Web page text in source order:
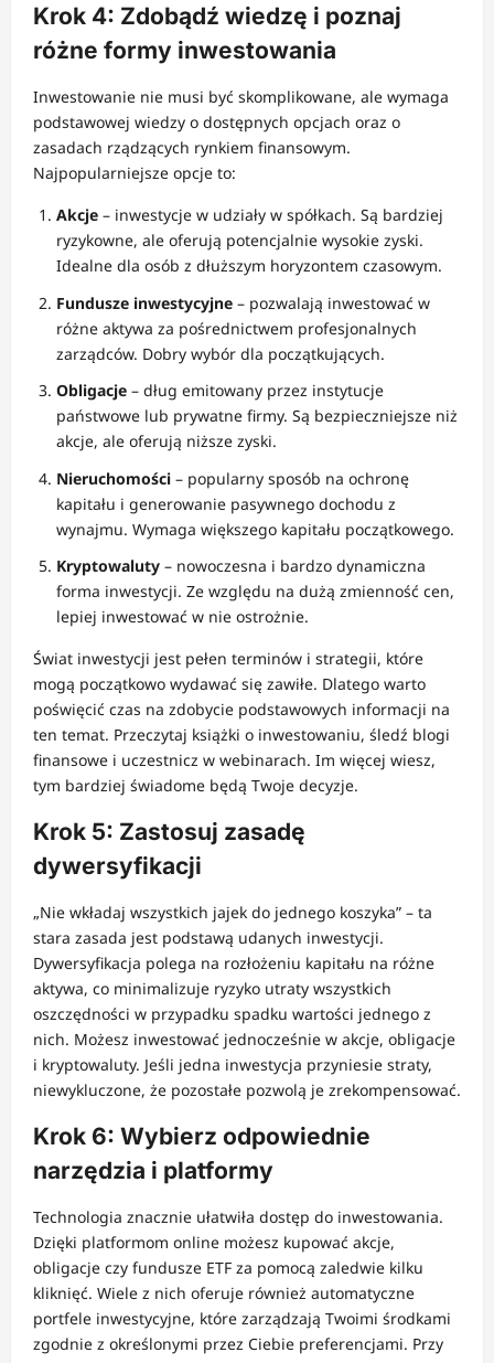
Krok 4: Zdobądź wiedzę i poznaj
różne formy inwestowania
Inwestowanie nie musi być skomplikowane, ale wymaga
podstawowej wiedzy o dostępnych opcjach oraz o
zasadach rządzących rynkiem finansowym.
Najpopularniejsze opcje to:
Akcje – inwestycje w udziały w spółkach. Są bardziej
ryzykowne, ale oferują potencjalnie wysokie zyski.
Idealne dla osób z dłuższym horyzontem czasowym.
Fundusze inwestycyjne – pozwalają inwestować w
różne aktywa za pośrednictwem profesjonalnych
zarządców. Dobry wybór dla początkujących.
Obligacje – dług emitowany przez instytucje
państwowe lub prywatne firmy. Są bezpieczniejsze niż
akcje, ale oferują niższe zyski.
Nieruchomości – popularny sposób na ochronę
kapitału i generowanie pasywnego dochodu z
wynajmu. Wymaga większego kapitału początkowego.
Kryptowaluty – nowoczesna i bardzo dynamiczna
forma inwestycji. Ze względu na dużą zmienność cen,
lepiej inwestować w nie ostrożnie.
Świat inwestycji jest pełen terminów i strategii, które
mogą początkowo wydawać się zawiłe. Dlatego warto
poświęcić czas na zdobycie podstawowych informacji na
ten temat. Przeczytaj książki o inwestowaniu, śledź blogi
finansowe i uczestnicz w webinarach. Im więcej wiesz,
tym bardziej świadome będą Twoje decyzje.
Krok 5: Zastosuj zasadę
dywersyfikacji
„Nie wkładaj wszystkich jajek do jednego koszyka” – ta
stara zasada jest podstawą udanych inwestycji.
Dywersyfikacja polega na rozłożeniu kapitału na różne
aktywa, co minimalizuje ryzyko utraty wszystkich
oszczędności w przypadku spadku wartości jednego z
nich. Możesz inwestować jednocześnie w akcje, obligacje
i kryptowaluty. Jeśli jedna inwestycja przyniesie straty,
niewykluczone, że pozostałe pozwolą je zrekompensować.
Krok 6: Wybierz odpowiednie
narzędzia i platformy
Technologia znacznie ułatwiła dostęp do inwestowania.
Dzięki platformom online możesz kupować akcje,
obligacje czy fundusze ETF za pomocą zaledwie kilku
kliknięć. Wiele z nich oferuje również automatyczne
portfele inwestycyjne, które zarządzają Twoimi środkami
zgodnie z określonymi przez Ciebie preferencjami. Przy